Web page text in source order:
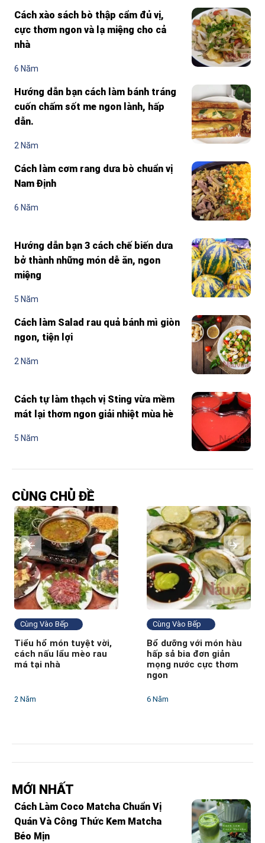
Cách xào sách bò thập cẩm đủ vị,
cực thơm ngon và lạ miệng cho cả
nhà
6 Năm
Hướng dẫn bạn cách làm bánh tráng
cuốn chấm sốt me ngon lành, hấp
dẫn.
2 Năm
Cách làm cơm rang dưa bò chuẩn vị
Nam Định
6 Năm
Hướng dẫn bạn 3 cách chế biến dưa
bở thành những món dễ ăn, ngon
miệng
5 Năm
Cách làm Salad rau quả bánh mì giòn
ngon, tiện lợi
2 Năm
Cách tự làm thạch vị Sting vừa mềm
mát lại thơm ngon giải nhiệt mùa hè
5 Năm
CÙNG CHỦ ĐỀ
Cùng Vào Bếp
Tiểu hổ món tuyệt vời,
cách nấu lẩu mèo rau
má tại nhà
2 Năm
Cùng Vào Bếp
Bổ dưỡng với món hàu
hấp sả bia đơn giản
mọng nước cực thơm
ngon
6 Năm
MỚI NHẤT
Cách Làm Coco Matcha Chuẩn Vị
Quán Và Công Thức Kem Matcha
Béo Mịn